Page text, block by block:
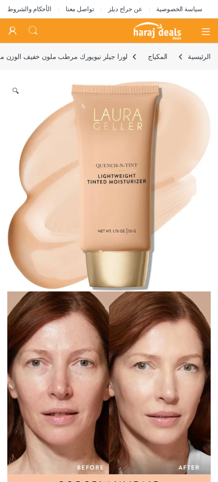
سياسة الخصوصية عن حراج ديلز تواصل معنا الأحكام والشروط
Open
الرئيسية المكياج لورا جيلر نيويورك مرطب ملون خفيف الوزن
🔍